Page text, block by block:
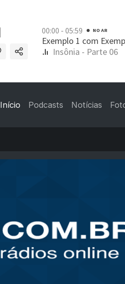
Início Podcasts Notícias